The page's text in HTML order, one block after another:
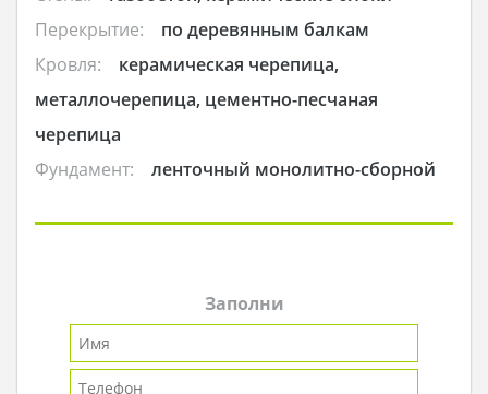
Перекрытие:
по деревянным балкам
Кровля:
керамическая черепица,
металлочерепица, цементно-песчаная
черепица
Фундамент:
ленточный монолитно-сборной
Заполни